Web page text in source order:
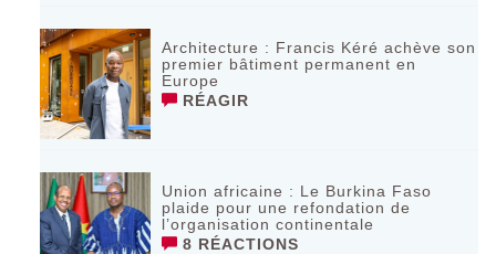
‎Architecture : Francis Kéré achève son
premier bâtiment permanent en
Europe
RÉAGIR
Union africaine : Le Burkina Faso
plaide pour une refondation de
l’organisation continentale‎
8 RÉACTIONS